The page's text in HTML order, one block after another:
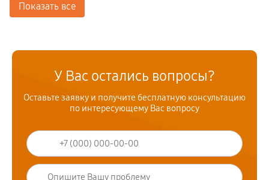
Показать все
У Вас остались вопросы?
Оставьте заявку и получите бесплатную консультацию
по интересующему Вас вопросу